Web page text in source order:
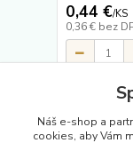
0,44 €/KS
0,36 € bez
Náš e-shop a
cookies, aby Vám